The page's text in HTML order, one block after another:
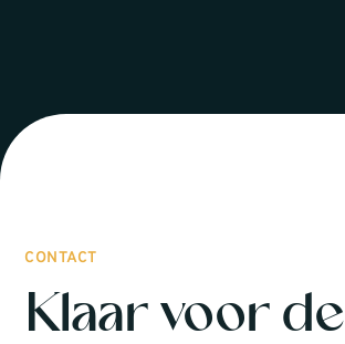
CONTACT
Klaar voor